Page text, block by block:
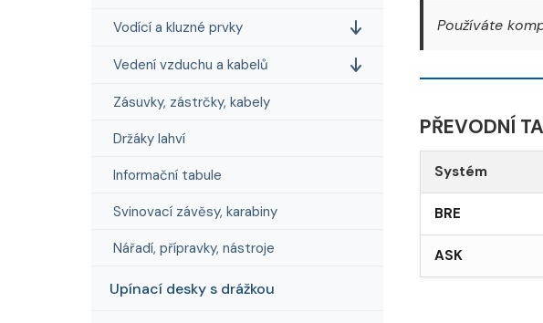
Vodící a kluzné prvky
Vedení vzduchu a kabelů
Zásuvky, zástrčky, kabely
Držáky lahví
Informační tabule
Svinovací závěsy, karabiny
Nářadí, přípravky, nástroje
Upínací desky s drážkou
Používáte
PŘEVODNÍ
Systém
BRE
ASK